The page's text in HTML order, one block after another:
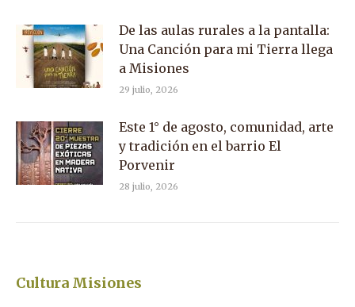
De las aulas rurales a la pantalla:
Una Canción para mi Tierra llega
a Misiones
29 julio, 2026
Este 1° de agosto, comunidad, arte
y tradición en el barrio El
Porvenir
28 julio, 2026
Cultura Misiones